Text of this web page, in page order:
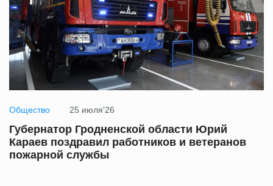
Общество 25 июля'26
Губернатор Гродненской области Юрий
Караев поздравил работников и ветеранов
пожарной службы